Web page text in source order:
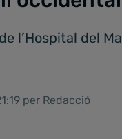
l’Hospital del
per Redacció